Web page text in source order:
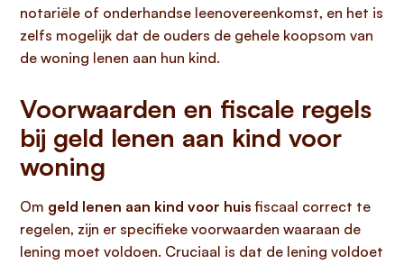
notariële of onderhandse leenovereenkomst, en het is
zelfs mogelijk dat de ouders de gehele koopsom van
de woning lenen aan hun kind.
Voorwaarden en fiscale regels
bij geld lenen aan kind voor
woning
Om geld lenen aan kind voor huis fiscaal correct te
regelen, zijn er specifieke voorwaarden waaraan de
lening moet voldoen. Cruciaal is dat de lening voldoet